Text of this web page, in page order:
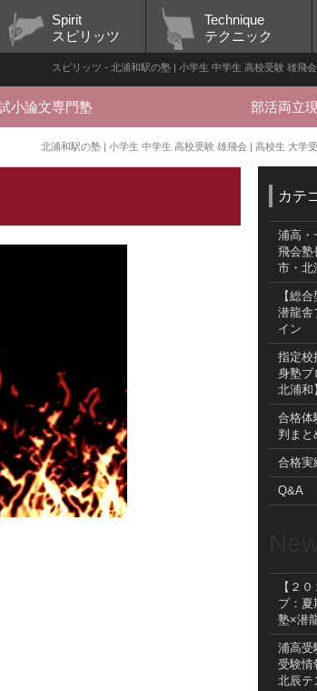
Spirit
スピリッツ
Technique
テクニック
スピリッツ - 北浦和駅の塾 | 小学生 中学生 高校受験 雄飛
小論文専門塾 部活両立
北浦和駅の塾 | 小学生 中学生 高校受験 雄飛会 | 高校生 大学
カテ
浦高・
飛会塾
市・北
【総
潜龍舎
イン
指定校
身塾ブ
北浦和
合格体
判まと
合格実
Q&A
【２
プ：夏
塾×潜
浦高受
受験情
北辰テ